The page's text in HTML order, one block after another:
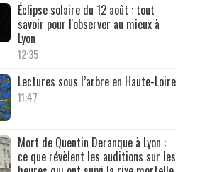
Éclipse solaire du 12 août : tout
savoir pour l'observer au mieux à
Lyon
12:35
Lectures sous l’arbre en Haute-Loire
11:47
Mort de Quentin Deranque à Lyon :
ce que révèlent les auditions sur les